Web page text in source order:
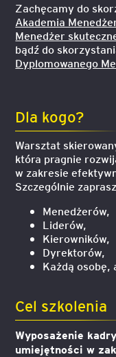
Zachęcamy do
Akademia
Menedżer
bądź do
Dyplomowanego
Dla kogo?
Warsztat
która pragnie
w zakresie
Szczególnie
Menedżerów,
Liderów,
Kierowników,
Dyrektorów,
Każdą osobę,
Cel szkolenia
Wyposażenie
umiejętności w